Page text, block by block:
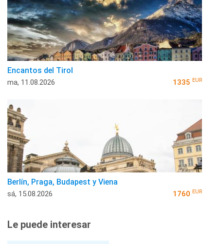
Encantos del Tirol
ma, 11.08.2026 1335 EUR
Berlín, Praga, Budapest y Viena
sá, 15.08.2026 1760 EUR
Le puede interesar